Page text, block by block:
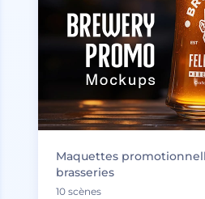
Maquettes
brasseries
10 scènes